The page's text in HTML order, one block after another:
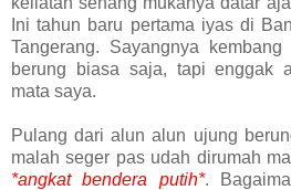
Ini tahun baru pertama iyas di
Tangerang. Sayangnya
berung biasa saja, tapi enggak
mata saya.
Pulang dari alun alun ujung
malah seger pas udah dirumah
*angkat bendera putih*.